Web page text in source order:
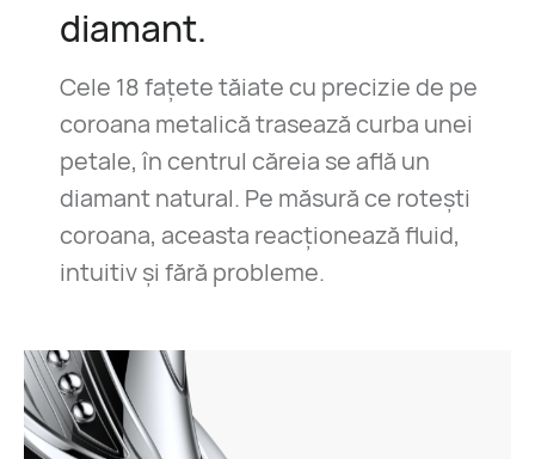
diamant.
Cele 18 fațete tăiate cu precizie de pe
coroana metalică trasează curba unei
petale, în centrul căreia se află un
diamant natural. Pe măsură ce rotești
coroana, aceasta reacționează fluid,
intuitiv și fără probleme.